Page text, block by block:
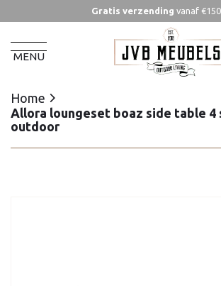
Gratis verzending vanaf
MENU
Home
Allora loungeset boaz side table 4
outdoor
Home
Allora loungeset boaz side table 4
outdoor